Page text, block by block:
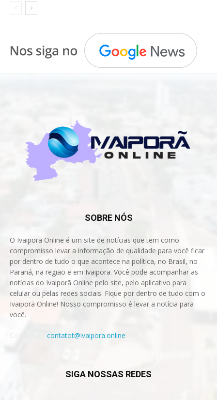
SOBRE NÓS
O Ivaiporã Online é um site de notícias que tem como
compromisso levar a informação de qualidade para você ficar
por dentro de tudo o que acontece na política, no Brasil, no
Paraná, na região e em Ivaiporã. Você pode acompanhar as
notícias do Ivaiporã Online pelo site, pelo aplicativo para
celular ou pelas redes sociais. Fique por dentro de tudo com o
Ivaiporã Online! Nosso compromisso é levar a notícia para
você.
contatot@ivaipora.online
SIGA NOSSAS REDES